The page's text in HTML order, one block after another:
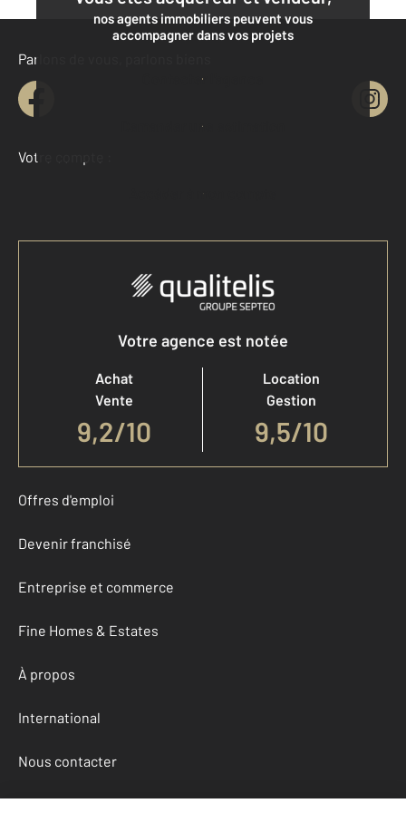
nos agents immobiliers peuvent vous
accompagner dans vos projets
Contacter l'agence
Demander une estimation
Parlons de vous, parlons biens
Votre compte :
Accéder à mon compte
Votre agence est notée
Achat
Vente
9,2/10
Location
Gestion
9,5/10
Offres d'emploi
Devenir franchisé
Entreprise et commerce
Fine Homes & Estates
À propos
International
Nous contacter